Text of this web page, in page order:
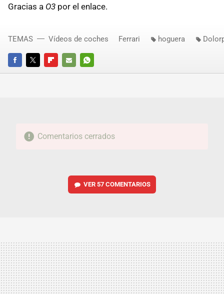
Gracias a O3 por el enlace.
FACEBOOKTWITTERFLIPBOARD
E-
WHATSAPP
TEMAS Vídeos de coches Ferrari hoguera
Comentarios cerrados
VER 57 COMENTARIOS